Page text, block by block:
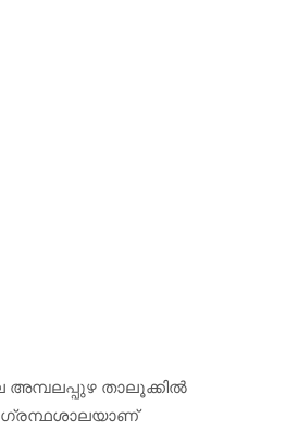
താലൂക്കില്‍
ഗ്രന്ഥശാലയാണ്